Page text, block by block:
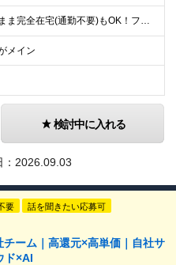
≪地方在住のまま完全在宅(通勤不要)もOK！フルリモート7割、ハイブリッド2割！≫ ご自宅でのリモートワーク、または東京都、神奈川、埼玉、千葉を中心とするお客様先での勤務 ■本社アクセス 東京都豊島
メイン
検討中に入れる
2026.09.03
要 話を聞きたい応募可
ーム｜高還元×高単価｜自社サ
ド×AI